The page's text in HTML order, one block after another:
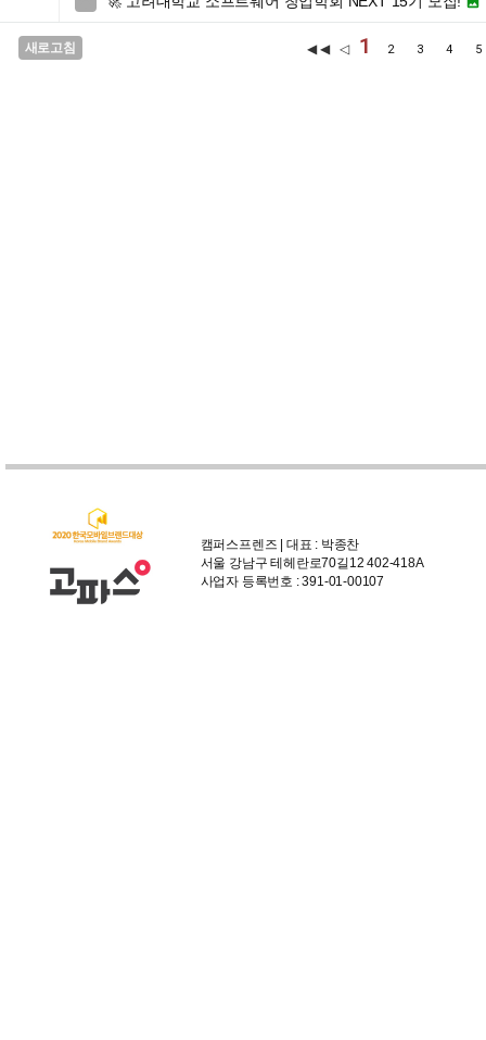
새로고침 ◀◀ ◁ 1 2 3 4
캠퍼스프렌즈 | 대표 : 박종찬
서울 강남구 테헤란로70길12 402-418A
사업자 등록번호 : 391-01-00107